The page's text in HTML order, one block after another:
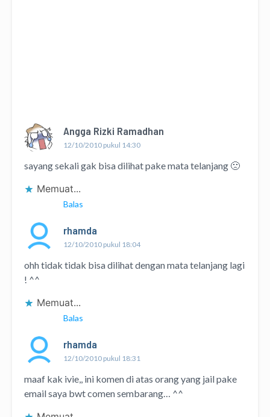
Angga Rizki Ramadhan
12/10/2010 pukul 14:30
sayang sekali gak bisa dilihat pake mata telanjang 🙁
Memuat...
Balas
rhamda
12/10/2010 pukul 18:04
ohh tidak tidak bisa dilihat dengan mata telanjang lagi
! ^^
Memuat...
Balas
rhamda
12/10/2010 pukul 18:31
maaf kak ivie,, ini komen di atas orang yang jail pake
email saya bwt comen sembarang… ^^